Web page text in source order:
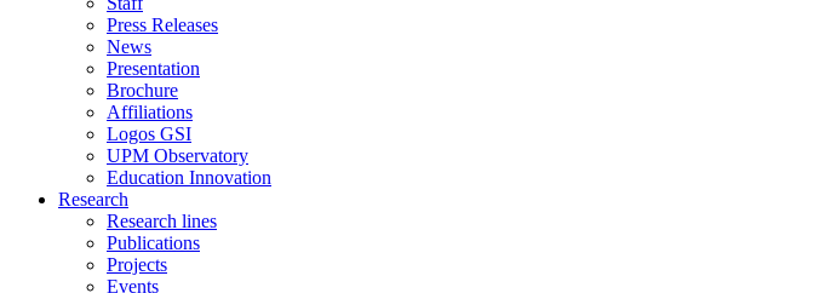
Press Releases
News
Presentation
Brochure
Affiliations
Logos GSI
UPM Observatory
Education Innovation
Research
Research lines
Publications
Projects
Events